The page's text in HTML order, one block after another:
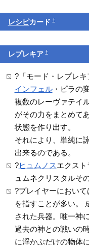
レシピカード†
レプレキア†
?「モード・レプレキ
インフェル・ピラの
複数のレーヴァテイ
がその力をまとめて
状態を作り出す。
それにより、単純に
出来るのである。
?ヒュムノスエクス
ュムネクリスタルそ
?プレイヤーにおいて
を指すことが多い。
された兵器。唯一神
過去の神との戦いの
に浮かぶだけの物体